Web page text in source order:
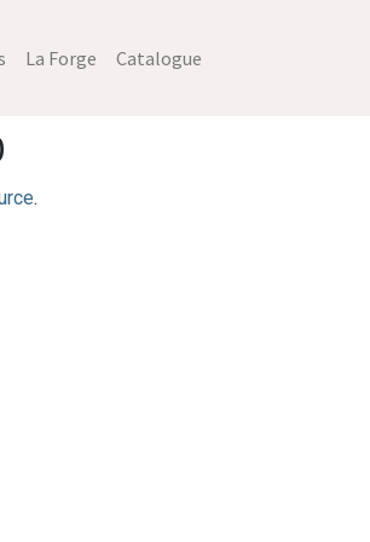
La Forge Catalogue
.